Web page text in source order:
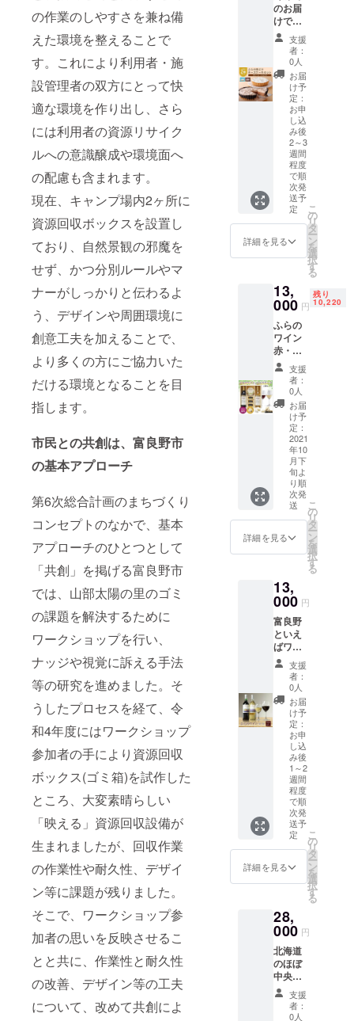
の作業のしやすさを兼ね備
えた環境を整えることで
す。これにより利用者・施
設管理者の双方にとって快
適な環境を作り出し、さら
には利用者の資源リサイク
ルへの意識醸成や環境面へ
の配慮も含まれます。
現在、キャンプ場内2ヶ所に
資源回収ボックスを設置し
ており、自然景観の邪魔を
せず、かつ分別ルールやマ
ナーがしっかりと伝わるよ
う、デザインや周囲環境に
創意工夫を加えることで、
より多くの方にご協力いた
だける環境となることを目
指します。
市民との共創は、富良野市
の基本アプローチ
第6次総合計画のまちづくり
コンセプトのなかで、基本
アプローチのひとつとして
「共創」を掲げる富良野市
では、山部太陽の里のゴミ
の課題を解決するために
ワークショップを行い、
ナッジや視覚に訴える手法
等の研究を進めました。そ
うしたプロセスを経て、令
和4年度にはワークショップ
参加者の手により資源回収
ボックス(ゴミ箱)を試作した
ところ、大変素晴らしい
「映える」資源回収設備が
生まれましたが、回収作業
の作業性や耐久性、デザイ
ン等に課題が残りました。
そこで、ワークショップ参
加者の思いを反映させるこ
とと共に、作業性と耐久性
の改善、デザイン等の工夫
について、改めて共創によ
の声 会
社を大
きくす
るつも
りはあ
りませ
ん。 大
量に流
れ作業
するこ
とな
く、1つ
1つ作っ
ていき
ます。
私たち
夫婦が
作るん
です。
クレー
ムを出
す。嫌
われて
も尚
も。 そ
れでも
連絡を
くれま
す。 何
だかん
だと信
頼し
あって
向上し
あって
ジンギ
スカン
ができ
るので
す。 追
日に日
にやつ
れてい
きま
す。私
は何故
だか
太って
いきま
す。 ■
お礼品
の内容
につい
て ・ふ
らの味
付ラム
ジンギ
スカン
[500g×
2パッ
ク]
原産地:
ニュー
ジーラ
ンド/製
良野市/
加工地:
富良野
市
賞味期
限:製造
日から
120日 ■
注意事
18ヶ月
・チキ
ンレッ
グ入り
スープ
カレー
[300g×
1箱]
製
造地:北
海道札
幌市
賞
味期限:
製造日
から2年
・厚切
り豚バ
ラ肉入
りスー
プカ
[260g×
1箱]
製
造地:北
海道札
幌市
賞
味期限:
製造日
から2年
・じゃ
がいも
のポ
ター
ジュ
スープ
[160g×
1袋]
野県松
本市
製造日
から
18ヶ月
・コー
ンのポ
ター
ジュ
スープ
[160g×
1袋]
製
造地:長
野県松
本市
賞
味期限:
製造日
から
18ヶ月
・オニ
[160g×
1袋]
野県松
本市
賞
味期限:
製造日
から
18ヶ月
■注意事
い、畑
で真っ
赤に完
熟させ
た原料
を使用
してお
り、濃
縮還元
ではな
くスト
レート
でシー
ズン
パック
してお
りま
す。
富良野
市が認
めたブ
「メイ
ドイン
フラ
ノ」認
定製品
です。
◆味わ
い ・ふ
らの に
んじん
100:に
んじん
の甘さ
を引き
出し、
レモン
果汁で
すっき
した。
・ふら
食塩無
添加:ト
マトの
甘み・
酸味の
バラン
スが取
れた味
わいが
楽しめ
ます。
◆おす
すめの
飲み方
冷やし
てお飲
みいた
だくの
がおス
スメで
レンジ
とし
ポター
ジュに
もお使
いくだ
さい。
◆おす
すめの
用途 ギ
我々は
この活
動を通
して、
これま
でにお
よそ8万
本の木
を植え
てきま
した。
ご寄付
いただ
くと、
我々富
良野自
然塾ス
タッフ
が富良
野の地
に1本の
樹しま
す。
「お誕
生」
「入
学・入
社」
「ご結
婚」な
どの特
別な記
念とし
てご利
用され
る方も
いらっ
しゃい
ますの
日には
富良野
馳せて
みては
いかが
でしょ
うか?
植樹の
証とし
て、植
樹地点
の座標
を記し
た証明
書を発
行いた
します
ので、
富良野
にお越
しの際
にはぜ
の成長
をご覧
い。 ※
植樹し
た木が
すべて
大きく
育つと
は限り
ませ
た、化
学調味
料不使
用の香
り高い
本格カ
レーで
す。 ■
お礼品
の内容
につい
て ・富
良野ブ
ラック
カレー
【ビー
フ】
[200g×
2個]
製
造地:長
本市
賞
味期限:
製造日
から2年
・富良
野ブ
ラック
カレー
【ポー
ク】
[200g×
2個]
製
造地:長
野県松
本市
賞
から2年
・富良
カレー
【焙り
チキ
ン】
[200g×
2個]
製
造地:長
野県松
本市
賞
味期限:
製造日
から2年
・北海
道産鶏
肉と富
良野
ビーン
ズのス
[180g×
2個]
海道札
幌市
賞
味期限:
製造日
から2年
■注意事
項/その
のお届
けで
す。解
凍状態
によっ
て異な
る食感
を楽し
めま
す。 ア
イス
ケーキ
のよう
な冷凍
状態、
冷たさ
と濃厚
さが絶
妙な半
解凍状
態、ふ
クリー
ムがと
ろける
完全解
凍状
態。お
好みの
加減で
お召し
上がり
下さ
い。 ◆
プレー
ン 1.フ
レッ
シュな
牛乳を
使い、
に、ふ
んわり
リー
ム 2.
北海道
の大地
に積
もった
雪の層
のよう
に、濃
厚なク
リーム
チー
ズ 3.
ブルー
ベリー
入り特
製山ぶ
どう
ジャム
のほど
肥沃な
大地の
クザク
感を出
した
パート
シュク
レの
さっぱ
り香ば
支援
者：
0人
お届
け予
定：
お申
し込
み後
2～3
週間
程度
で順
次発
送予
定
詳細を見る
こ
の
リ
タ
ー
ン
を
選
択
す
る
13,
000 円
残り
10,220
ふらの
ワイン
赤・白
とワイ
ンによ
く合う
ふらの
産チー
ズを2種
セット
にして
お届け
しま
す。 ◆
ふらの
ン用品
種・果
レンド
し、熟
成した
香りと
程良い
コクが
特徴で
す。
チー
ズ・肉
料理と
合わせ
ると一
層美味
しく召
し上が
れま
す。 ◆
ふらの
ワイン
種・果
汁用品
し、さ
わやか
な果実
味と口
当たり
の良さ
が特徴
です。
支援
者：
0人
お届
け予
定：
2021
年10
月下
旬よ
り順
次発
送
詳細を見る
こ
の
リ
タ
ー
ン
を
選
択
す
る
13,
000 円
富良野
といえ
ばワイ
ンで
す。数
多の秀
逸なワ
インを
生み出
す欧州
のその
地域に
似た気
候風土
の富良
野は、
原料ブ
ドウの
育成に
適して
いま
す。 そ
職人た
ちの弛
まぬ努
力がワ
インの
風味を
一段と
引き立
たせて
支援
者：
0人
お届
け予
定：
お申
し込
み後
1～2
週間
程度
で順
次発
送予
定
詳細を見る
こ
の
リ
タ
ー
ン
を
選
択
す
る
28,
000 円
北海道
のほぼ
中央に
位置す
ること
から、
支援
者：
0人